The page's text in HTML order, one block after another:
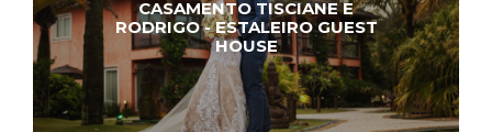
CASAMENTO TISCIANE E
RODRIGO - ESTALEIRO GUEST
HOUSE